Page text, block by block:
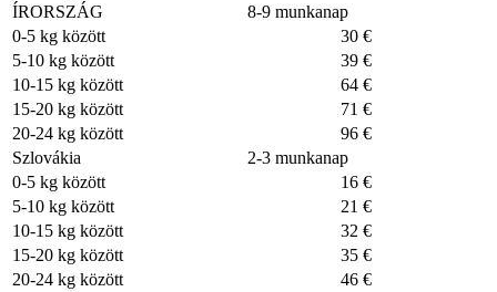
ÍRORSZÁG
8-9 munkanap
0-5 kg között
30 €
5-10 kg között
39 €
10-15 kg között
64 €
15-20 kg között
71 €
20-24 kg között
96 €
Szlovákia
2-3 munkanap
0-5 kg között
16 €
5-10 kg között
21 €
10-15 kg között
32 €
15-20 kg között
35 €
20-24 kg között
46 €